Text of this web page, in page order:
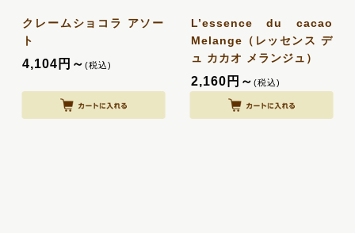
クレームショコラ アソー
ト
4,104 円 ～(税込)
L’essence du cacao
Melange（レッセンス デ
ュ カカオ メランジュ）
2,160 円 ～ (税込)